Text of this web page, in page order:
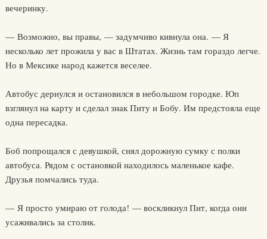
вечеринку.
— Возможно, вы правы, — задумчиво кивнула она. — Я
несколько лет прожила у вас в Штатах. Жизнь там гораздо легче.
Но в Мексике народ кажется веселее.
Автобус дернулся и остановился в небольшом городке. Юп
взглянул на карту и сделал знак Питу и Бобу. Им предстояла еще
одна пересадка.
Боб попрощался с девушкой, снял дорожную сумку с полки
автобуса. Рядом с остановкой находилось маленькое кафе.
Друзья помчались туда.
— Я просто умираю от голода! — воскликнул Пит, когда они
усаживались за столик.